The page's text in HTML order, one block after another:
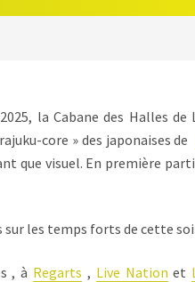
la Cabane des Halles
core » des japonaises de
que visuel. En première
sur les temps forts de cette
, à Regarts , Live Nation et